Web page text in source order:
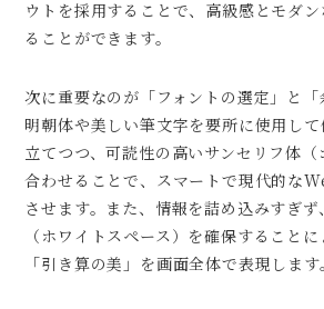
ウトを採用することで、高級感とモダ
ることができます。
次に重要なのが「フォントの選定」と「
明朝体や美しい筆文字を要所に使用し
立てつつ、可読性の高いサンセリフ体
合わせることで、スマートで現代的な
させます。また、情報を詰め込みすぎ
（ホワイトスペース）を確保すること
「引き算の美」を画面全体で表現します。